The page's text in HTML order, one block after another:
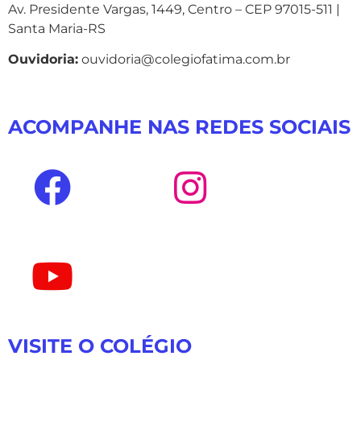
Av. Presidente Vargas, 1449, Centro – CEP 97015-511 |
Santa Maria-RS
Ouvidoria: ouvidoria@colegiofatima.com.br
ACOMPANHE NAS REDES SOCIAIS
VISITE O COLÉGIO